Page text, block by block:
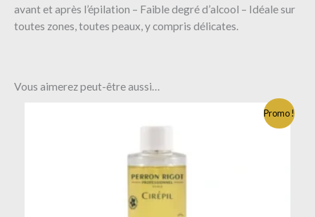
avant et après l’épilation – Faible degré d’alcool – Idéale sur
toutes zones, toutes peaux, y compris délicates.
Vous aimerez peut-être aussi…
Promo !